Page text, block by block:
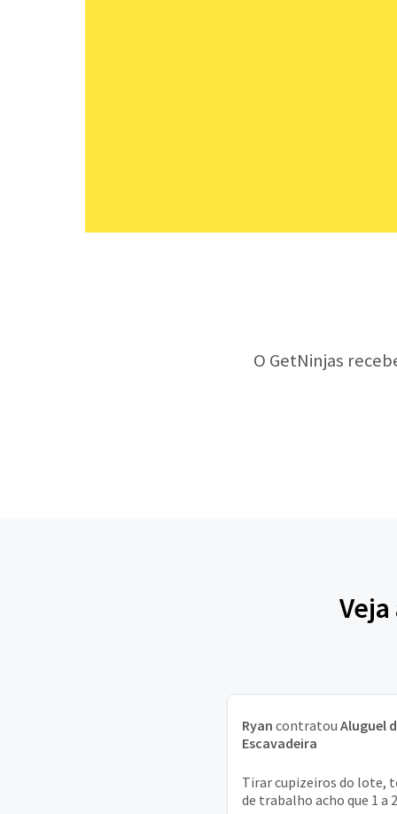
O GetNinjas
Ryan contratou Aluguel
Escavadeira
Tirar cupizeiros do lote,
de trabalho acho que 1 a